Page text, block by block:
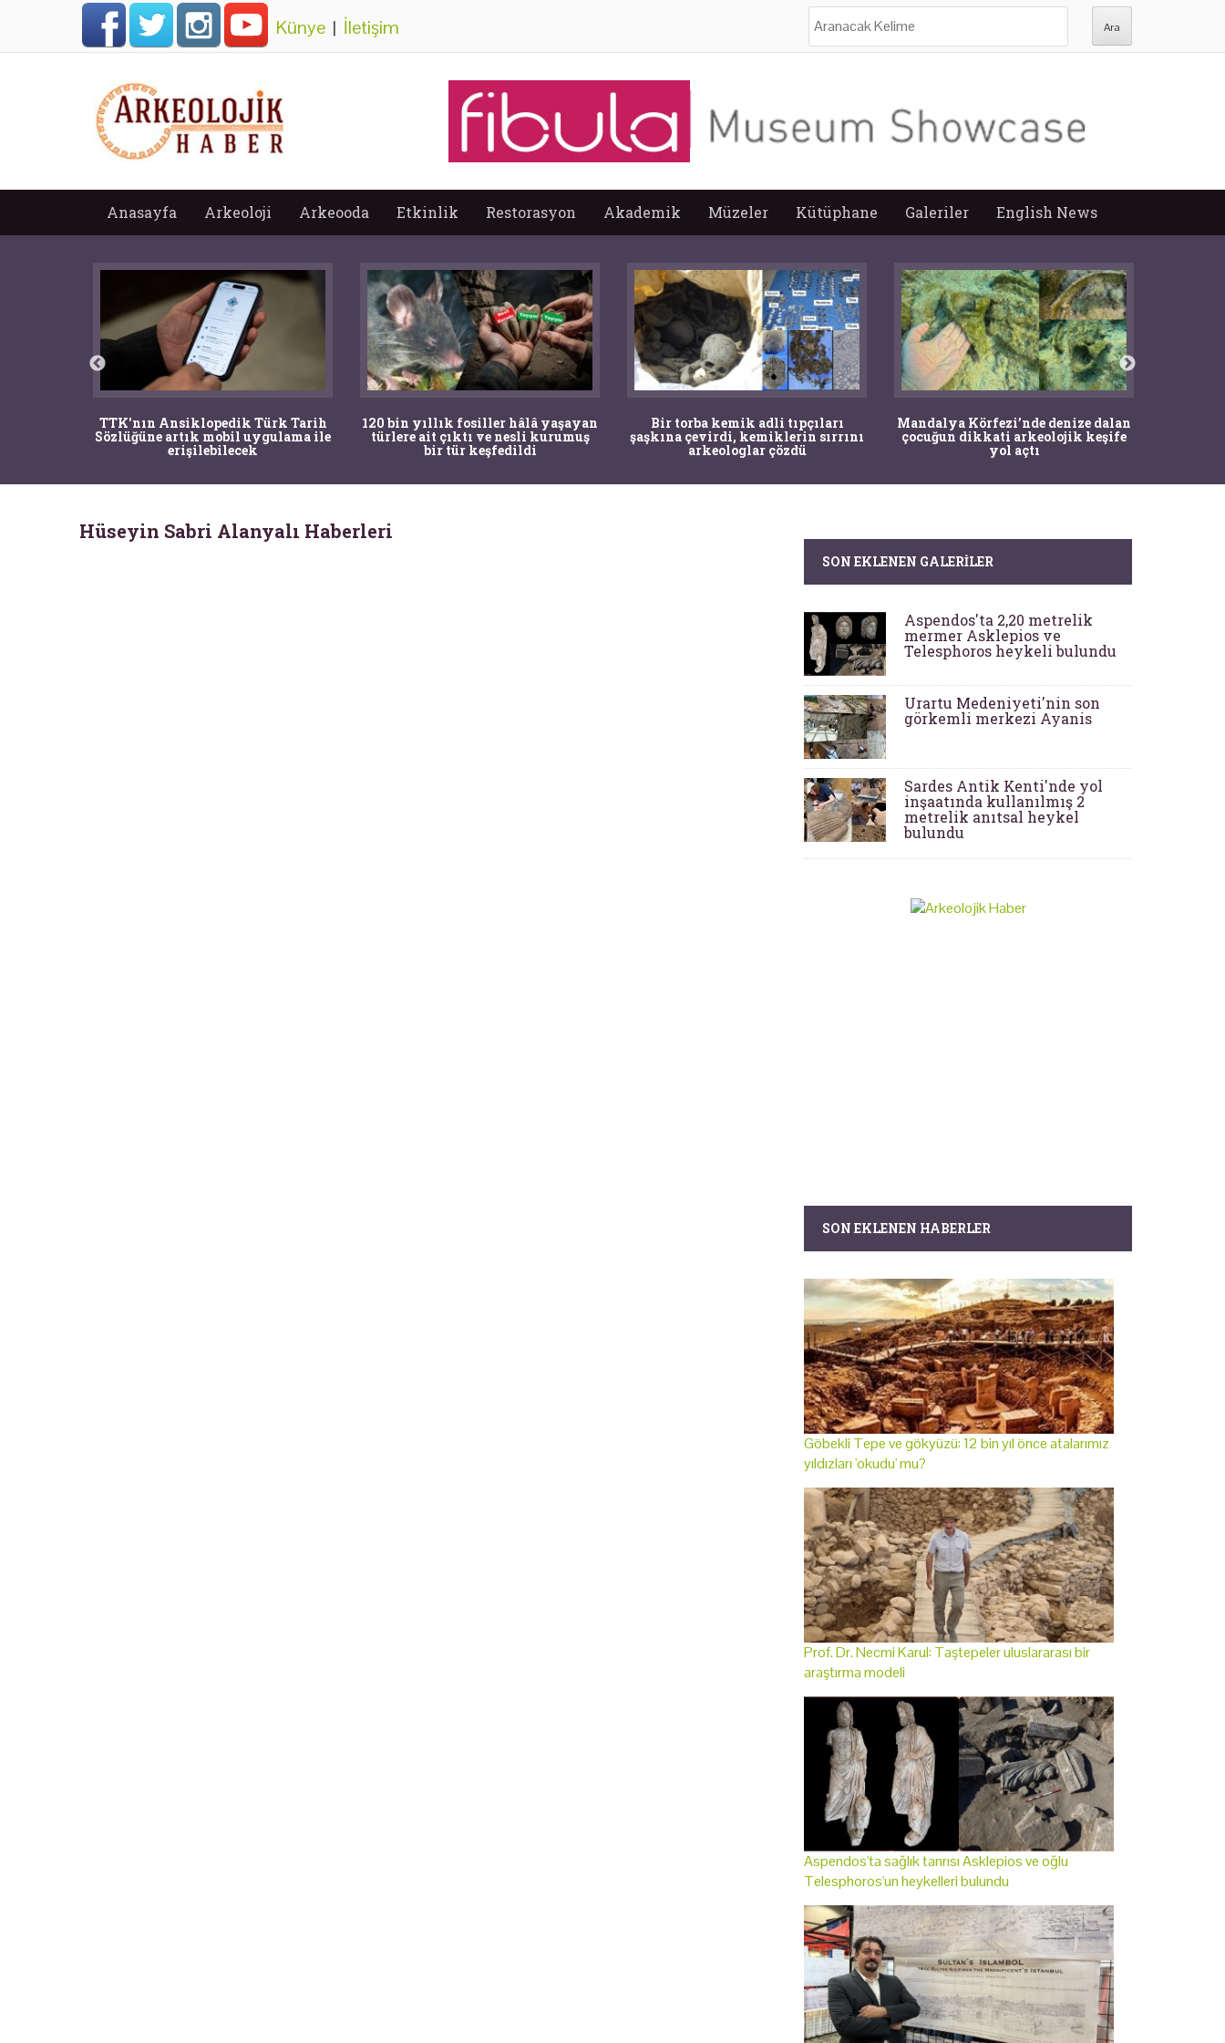
Künye | İletişim
Anasayfa Arkeoloji Arkeooda Etkinlik Restorasyon Akademik Müzeler Kütüphane Galeriler English News
TTK'nın Ansiklopedik Türk Tarih
Sözlüğüne artık mobil uygulama ile
erişilebilecek
120 bin yıllık fosiller hâlâ yaşayan
türlere ait çıktı ve nesli kurumuş
bir tür keşfedildi
Bir torba kemik adli tıpçıları
şaşkına çevirdi, kemiklerin sırrını
arkeologlar çözdü
Mandalya Körfezi’nde denize dalan
çocuğun dikkati arkeolojik keşife
yol açtı
Hüseyin Sabri Alanyalı Haberleri
SON EKLENEN GALERILER
Aspendos'ta 2,20 metrelik
mermer Asklepios ve
Telesphoros heykeli bulundu
Urartu Medeniyeti'nin son
görkemli merkezi Ayanis
Sardes Antik Kenti'nde yol
inşaatında kullanılmış 2
metrelik anıtsal heykel
bulundu
SON EKLENEN HABERLER
Göbekli Tepe ve gökyüzü: 12 bin yıl önce atalarımız
yıldızları 'okudu' mu?
Prof. Dr. Necmi Karul: Taştepeler uluslararası bir
araştırma modeli
Aspendos'ta sağlık tanrısı Asklepios ve oğlu
Telesphoros'un heykelleri bulundu